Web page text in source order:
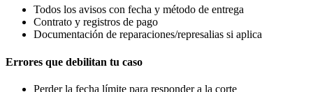
Todos los avisos con fecha y método de entrega
Contrato y registros de pago
Documentación de reparaciones/represalias si aplica
Errores que debilitan tu caso
Perder la fecha límite para responder a la corte